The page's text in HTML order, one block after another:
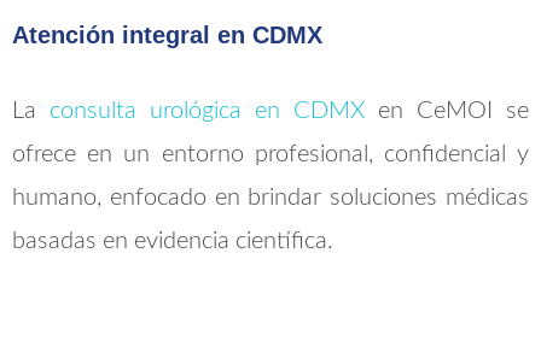
Atención integral en CDMX
La consulta urológica en CDMX en CeMOI se
ofrece en un entorno profesional, confidencial y
humano, enfocado en brindar soluciones médicas
basadas en evidencia científica.